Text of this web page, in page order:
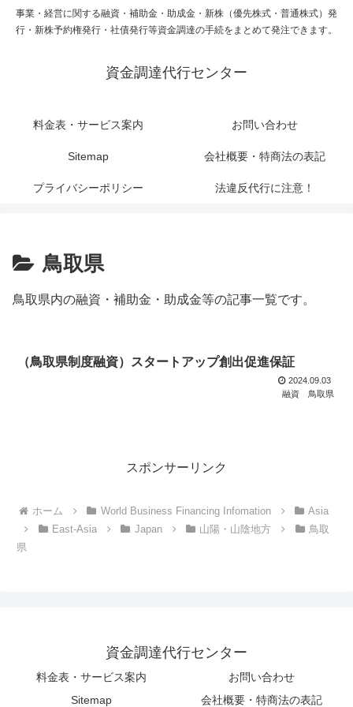
事業・経営に関する融資・補助金・助成金・新株（優先株式・普通株式）発
行・新株予約権発行・社債発行等資金調達の手続をまとめて発注できます。
資金調達代行センター
料金表・サービス案内 お問い合わせ
Sitemap 会社概要・特商法の表記
プライバシーポリシー 法違反代行に注意！
鳥取県
鳥取県内の融資・補助金・助成金等の記事一覧です。
（鳥取県制度融資）スタートアップ創出促進保証
2024.09.03
融資
鳥取県
スポンサーリンク
ホーム World Business Financing Infomation
Asia
East-Asia
Japan 山陽・山陰地方
鳥取
県
資金調達代行センター
料金表・サービス案内
お問い合わせ
Sitemap
会社概要・特商法の表記